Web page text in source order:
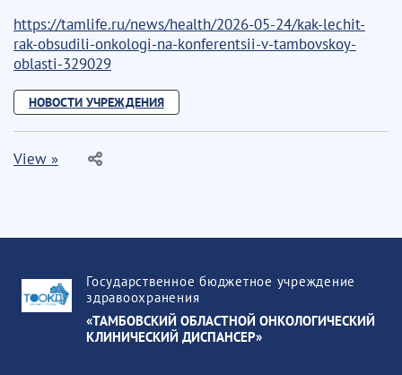
https://tamlife.ru/news/health/2026-05-24/kak-lechit-
rak-obsudili-onkologi-na-konferentsii-v-tambovskoy-
oblasti-329029
НОВОСТИ УЧРЕЖДЕНИЯ
View »
Государственное бюджетное учреждение
здравоохранения
«ТАМБОВСКИЙ ОБЛАСТНОЙ ОНКОЛОГИЧЕСКИЙ
КЛИНИЧЕСКИЙ ДИСПАНСЕР»